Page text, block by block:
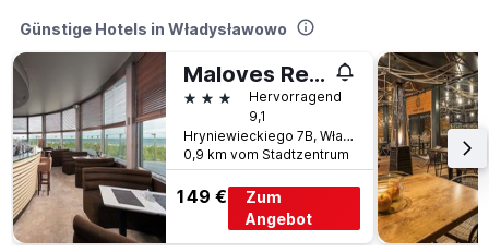
Günstige Hotels in Władysławowo
Maloves Resort & Spa
3 SterneHervorragend
9,1
Hryniewieckiego 7B, Władysławowo, Pomorskie, Polen
0,9 km vom Stadtzentrum
149 €
Zum
Angebot